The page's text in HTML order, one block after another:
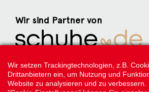
Wir sind Partner von
Weitere Partner
Wir setzen Trackingtechnologien, z.B.
Drittanbietern ein, um Nutzung und
Website zu analysieren und zu verbessern.